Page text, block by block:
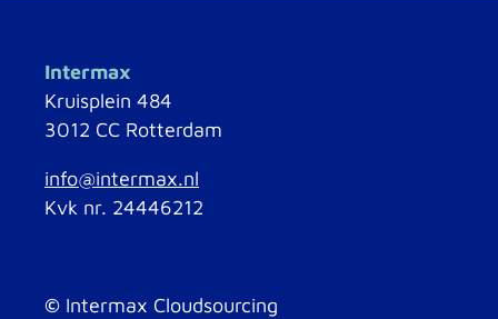
Intermax
Kruisplein 484
3012 CC Rotterdam
info@intermax.nl
Kvk nr. 24446212
© Intermax Cloudsourcing